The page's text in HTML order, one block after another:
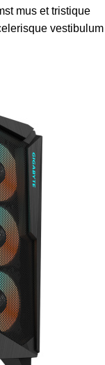
mus et tristique
vestibulum